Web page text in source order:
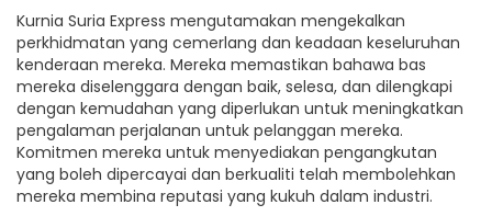
Kurnia Suria Express mengutamakan mengekalkan
perkhidmatan yang cemerlang dan keadaan keseluruhan
kenderaan mereka. Mereka memastikan bahawa bas
mereka diselenggara dengan baik, selesa, dan dilengkapi
dengan kemudahan yang diperlukan untuk meningkatkan
pengalaman perjalanan untuk pelanggan mereka.
Komitmen mereka untuk menyediakan pengangkutan
yang boleh dipercayai dan berkualiti telah membolehkan
mereka membina reputasi yang kukuh dalam industri.